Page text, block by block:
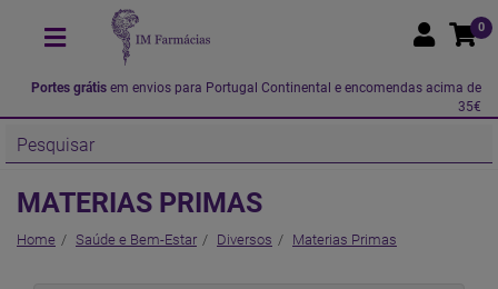
0
Portes grátis em envios para Portugal Continental e encomendas acima de
35€
MATERIAS PRIMAS
Home Saúde e Bem-Estar Diversos Materias Primas